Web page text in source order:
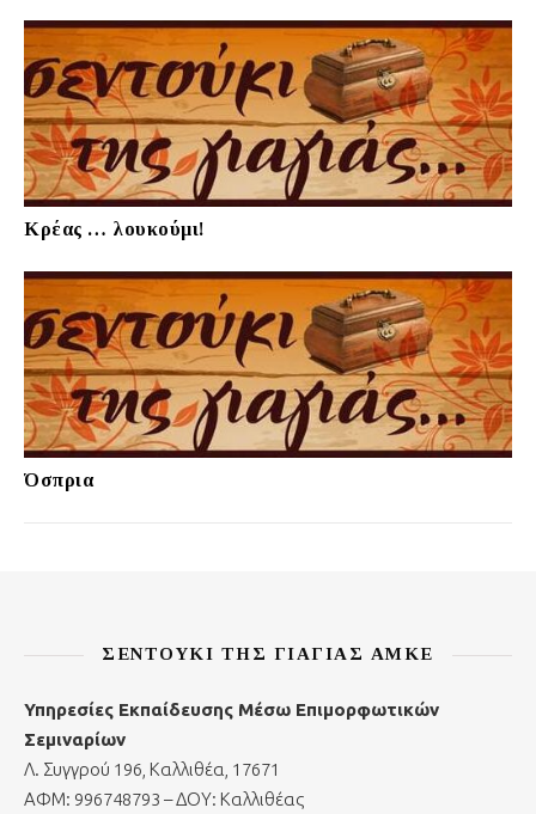
Κρέας … λουκούμι!
Όσπρια
ΣΕΝΤΟΎΚΙ ΤΗΣ ΓΙΑΓΙΆΣ ΑΜΚΕ
Υπηρεσίες Εκπαίδευσης Μέσω Επιμορφωτικών
Σεμιναρίων
Λ. Συγγρού 196, Καλλιθέα, 17671
ΑΦΜ: 996748793 – ΔΟΥ: Καλλιθέας